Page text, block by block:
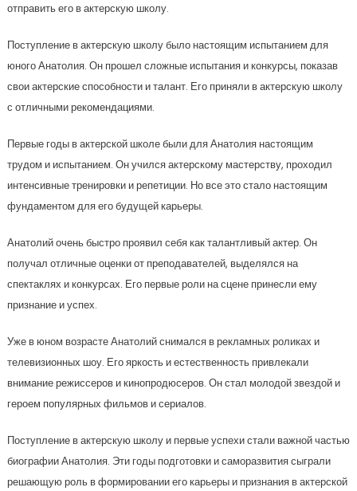
отправить его в актерскую школу.
Поступление в актерскую школу было настоящим испытанием для
юного Анатолия. Он прошел сложные испытания и конкурсы, показав
свои актерские способности и талант. Его приняли в актерскую школу
с отличными рекомендациями.
Первые годы в актерской школе были для Анатолия настоящим
трудом и испытанием. Он учился актерскому мастерству, проходил
интенсивные тренировки и репетиции. Но все это стало настоящим
фундаментом для его будущей карьеры.
Анатолий очень быстро проявил себя как талантливый актер. Он
получал отличные оценки от преподавателей, выделялся на
спектаклях и конкурсах. Его первые роли на сцене принесли ему
признание и успех.
Уже в юном возрасте Анатолий снимался в рекламных роликах и
телевизионных шоу. Его яркость и естественность привлекали
внимание режиссеров и кинопродюсеров. Он стал молодой звездой и
героем популярных фильмов и сериалов.
Поступление в актерскую школу и первые успехи стали важной частью
биографии Анатолия. Эти годы подготовки и саморазвития сыграли
решающую роль в формировании его карьеры и признания в актерской